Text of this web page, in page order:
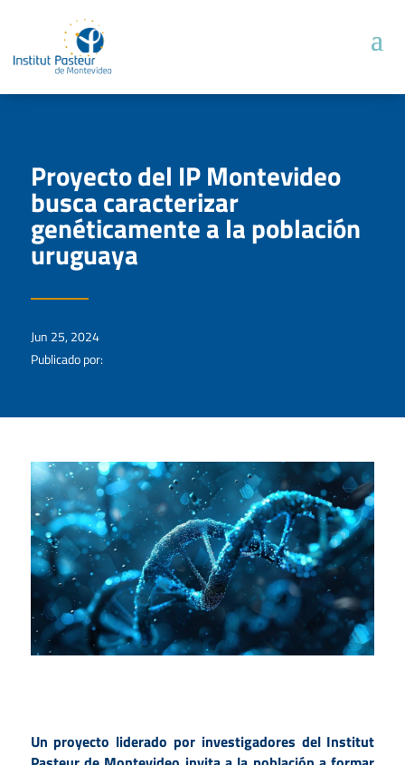
Proyecto del IP Montevideo
busca caracterizar
genéticamente a la población
uruguaya
Jun 25, 2024
Publicado por:
Un proyecto liderado por investigadores del Institut